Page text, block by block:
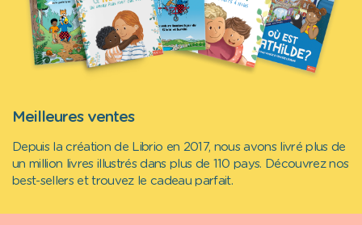
Meilleures ventes
Depuis la création de Librio en 2017, nous avons livré plus de
un million livres illustrés dans plus de 110 pays. Découvrez nos
best-sellers et trouvez le cadeau parfait.